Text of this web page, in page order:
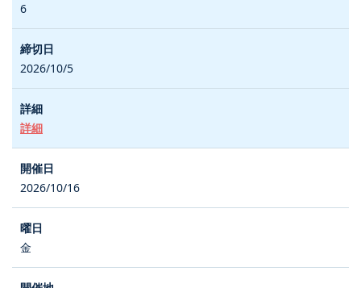
6
2026/10/5
詳細
2026/10/16
金